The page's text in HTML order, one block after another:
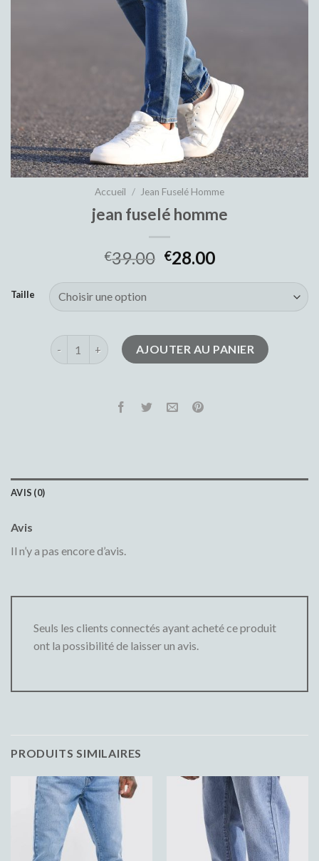
Accueil / Jean Fuselé Homme
jean fuselé homme
€39.00 €28.00
Taille
quantité de jean fuselé homme
AJOUTER AU PANIER
AVIS (0)
Avis
Il n’y a pas encore d’avis.
Seuls les clients connectés ayant acheté ce produit
ont la possibilité de laisser un avis.
PRODUITS SIMILAIRES